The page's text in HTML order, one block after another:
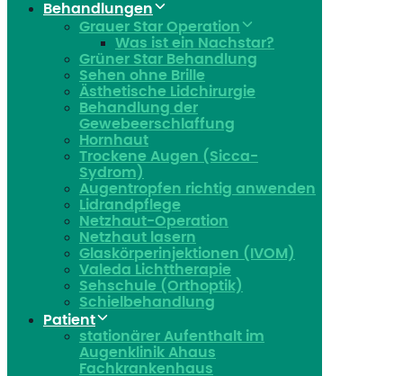
Behandlungen
Grauer Star Operation
Was ist ein Nachstar?
Grüner Star Behandlung
Sehen ohne Brille
Ästhetische Lidchirurgie
Behandlung der
Gewebeerschlaffung
Hornhaut
Trockene Augen (Sicca-
Sydrom)
Augentropfen richtig anwenden
Lidrandpflege
Netzhaut-Operation
Netzhaut lasern
Glaskörperinjektionen (IVOM)
Valeda Lichttherapie
Sehschule (Orthoptik)
Schielbehandlung
Patient
stationärer Aufenthalt im
Augenklinik Ahaus
Fachkrankenhaus